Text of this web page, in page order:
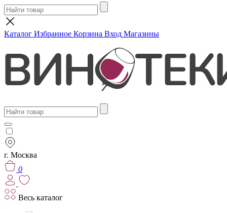
Каталог Избранное Корзина Вход Магазины
г. Москва
0
Весь каталог